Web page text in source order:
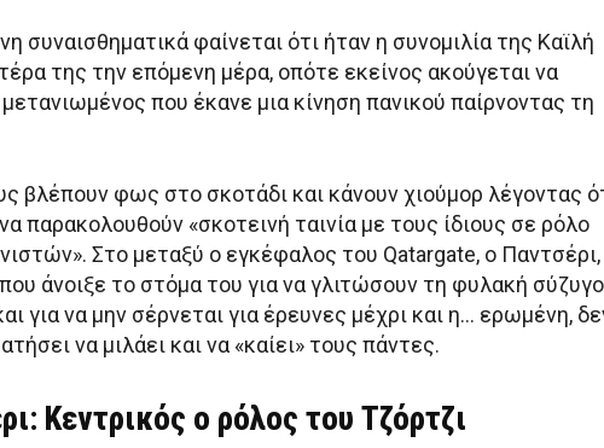
συναισθηματικά φαίνεται ότι ήταν η συνομιλία της Καϊλή
της την επόμενη μέρα, οπότε εκείνος ακούγεται να
που έκανε μια κίνηση πανικού παίρνοντας τη
βλέπουν φως στο σκοτάδι και κάνουν χιούμορ λέγοντας
παρακολουθούν «σκοτεινή ταινία με τους ίδιους σε ρόλο
Στο μεταξύ ο εγκέφαλος του Qatargate, ο Παντσέρι,
άνοιξε το στόμα του για να γλιτώσουν τη φυλακή
για να μην σέρνεται για έρευνες μέχρι και η… ερωμένη,
να μιλάει και να «καίει» τους πάντες.
Κεντρικός ο ρόλος του Τζόρτζι